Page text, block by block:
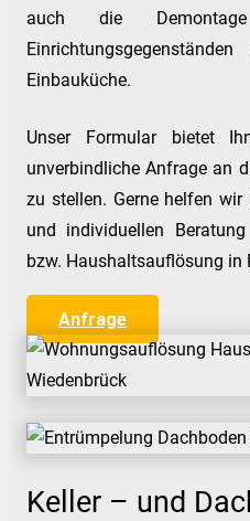
auch die
Einbauküche.
Unser Formular bietet
unverbindliche Anfrage an
zu stellen. Gerne helfen
und individuellen
bzw. Haushaltsauflösung in
Anfrage
Keller – und